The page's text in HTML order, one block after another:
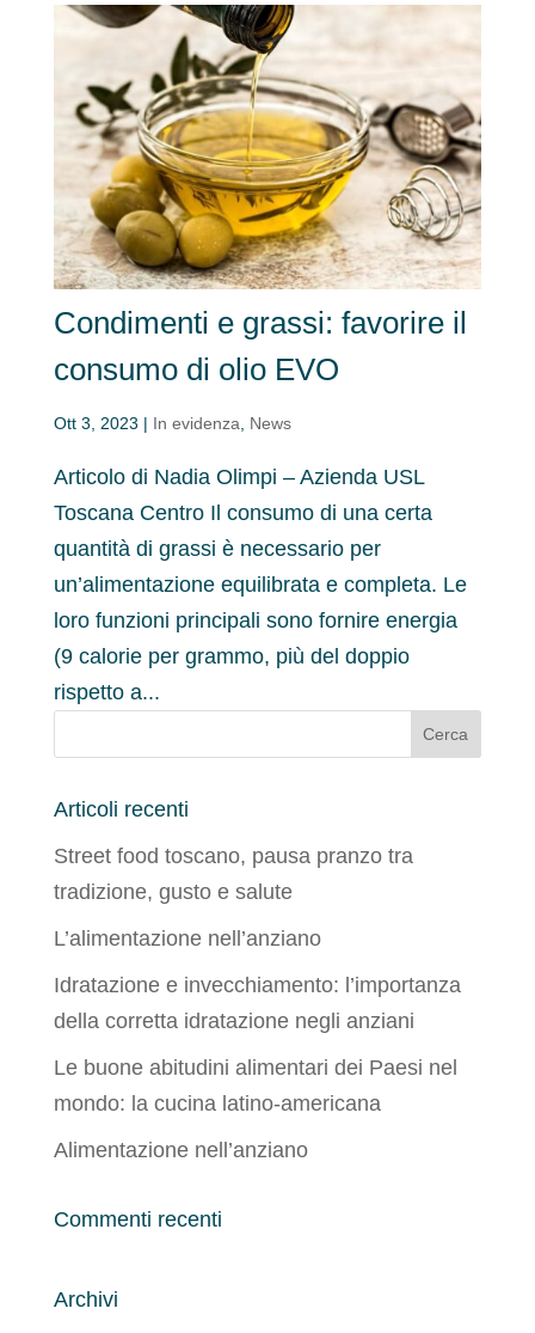
Condimenti e grassi: favorire il
consumo di olio EVO
Ott 3, 2023 | In evidenza, News
Articolo di Nadia Olimpi – Azienda USL
Toscana Centro Il consumo di una certa
quantità di grassi è necessario per
un’alimentazione equilibrata e completa. Le
loro funzioni principali sono fornire energia
(9 calorie per grammo, più del doppio
rispetto a...
Articoli recenti
Street food toscano, pausa pranzo tra
tradizione, gusto e salute
L’alimentazione nell’anziano
Idratazione e invecchiamento: l’importanza
della corretta idratazione negli anziani
Le buone abitudini alimentari dei Paesi nel
mondo: la cucina latino-americana
Alimentazione nell’anziano
Commenti recenti
Archivi